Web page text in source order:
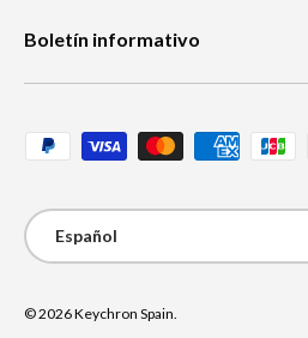
Boletín informativo
Métodos de pago aceptados
Idioma
Español
© 2026Keychron Spain.